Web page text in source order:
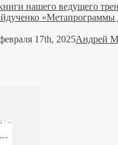
нашего ведущего
«Метапрограммы
17th, 2025Андрей